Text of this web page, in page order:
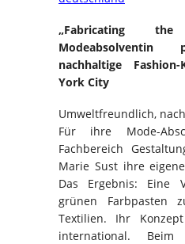
„Fabricating
Modeabsolventin
nachhaltige
York City
Umweltfreundlich,
Für ihre Mode-
Fachbereich
Marie Sust ihre
Das Ergebnis: Eine
grünen Farbpasten
Textilien. Ihr
international. Beim